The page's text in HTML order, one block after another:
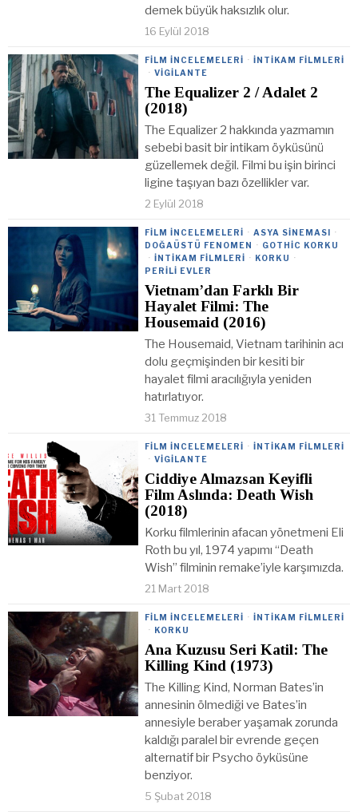
demek büyük haksızlık olur.
16 Eylül 2018
FILM İNCELEMELERI · İNTIKAM FILMLERI
· VIGILANTE
The Equalizer 2 / Adalet 2
(2018)
The Equalizer 2 hakkında yazmamın
sebebi basit bir intikam öyküsünü
güzellemek değil. Filmi bu işin birinci
ligine taşıyan bazı özellikler var.
2 Eylül 2018
FILM İNCELEMELERI · ASYA SINEMASI ·
DOĞAÜSTÜ FENOMEN · GOTHIC KORKU
· İNTIKAM FILMLERI · KORKU ·
PERILI EVLER
Vietnam’dan Farklı Bir
Hayalet Filmi: The
Housemaid (2016)
The Housemaid, Vietnam tarihinin acı
dolu geçmişinden bir kesiti bir
hayalet filmi aracılığıyla yeniden
hatırlatıyor.
31 Temmuz 2018
FILM İNCELEMELERI · İNTIKAM FILMLERI
· VIGILANTE
Ciddiye Almazsan Keyifli
Film Aslında: Death Wish
(2018)
Korku filmlerinin afacan yönetmeni Eli
Roth bu yıl, 1974 yapımı “Death
Wish” filminin remake’iyle karşımızda.
21 Mart 2018
FILM İNCELEMELERI · İNTIKAM FILMLERI
· KORKU
Ana Kuzusu Seri Katil: The
Killing Kind (1973)
The Killing Kind, Norman Bates’in
annesinin ölmediği ve Bates’in
annesiyle beraber yaşamak zorunda
kaldığı paralel bir evrende geçen
alternatif bir Psycho öyküsüne
benziyor.
5 Şubat 2018